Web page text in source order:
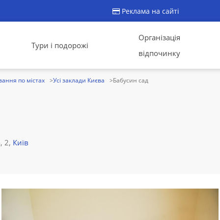
Реклама на сайті
Тури і подорожі
Організація
відпочинку
по містах Усі заклади Києва Бабусин сад
2, Київ